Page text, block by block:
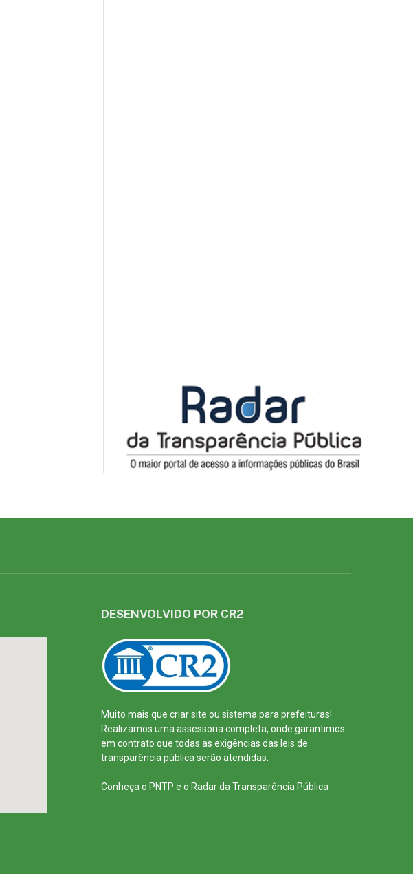
DESENVOLVIDO POR CR2
Muito mais que criar site ou sistema para prefeituras!
Realizamos uma assessoria completa, onde garantimos
em contrato que todas as exigências das leis de
transparência pública serão atendidas.
Conheça o PNTP e o Radar da Transparência Pública